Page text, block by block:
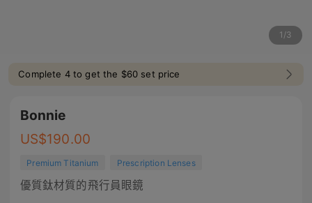
1 /3
Complete 4 to get the $60 set price
Bonnie
US$190.00
Premium Titanium Prescription Lenses
優質鈦材質的飛行員眼鏡